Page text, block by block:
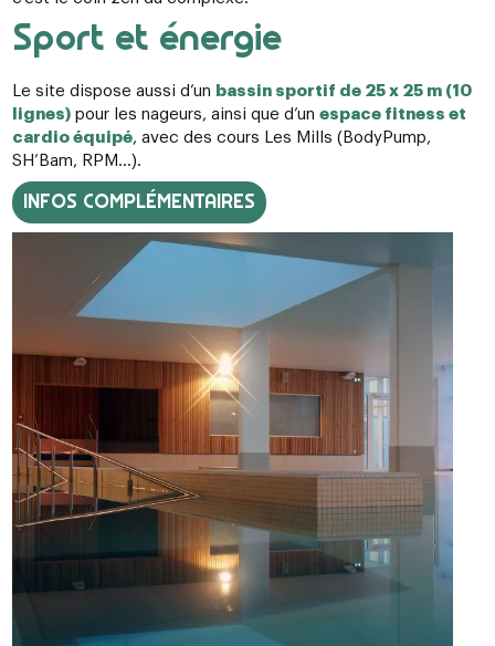
Sport et énergie
Le site dispose aussi d’un bassin sportif de 25 x 25 m (10
lignes)pour les nageurs, ainsi que d’un espace fitness et
cardio équipé, avec des cours Les Mills (BodyPump,
SH’Bam, RPM…).
INFOS COMPLÉMENTAIRES